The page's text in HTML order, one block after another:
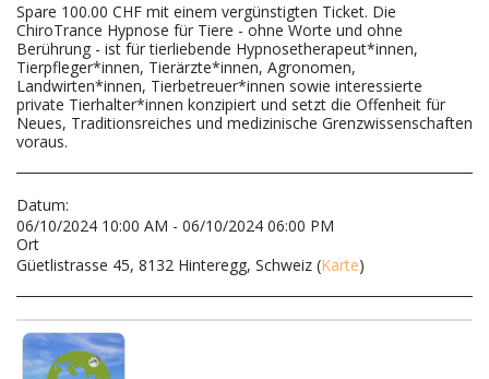
Spare 100.00 CHF mit einem vergünstigten Ticket. Die
ChiroTrance Hypnose für Tiere - ohne Worte und ohne
Berührung - ist für tierliebende Hypnosetherapeut*innen,
Tierpfleger*innen, Tierärzte*innen, Agronomen,
Landwirten*innen, Tierbetreuer*innen sowie interessierte
private Tierhalter*innen konzipiert und setzt die Offenheit für
Neues, Traditionsreiches und medizinische Grenzwissenschaften
voraus.
Datum:
06/10/2024 10:00 AM - 06/10/2024 06:00 PM
Ort
Güetlistrasse 45, 8132 Hinteregg, Schweiz (Karte)